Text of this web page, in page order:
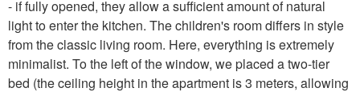
- if fully opened, they allow a sufficient amount of natural
light to enter the kitchen. The children's room differs in style
from the classic living room. Here, everything is extremely
minimalist. To the left of the window, we placed a two-tier
bed (the ceiling height in the apartment is 3 meters, allowing